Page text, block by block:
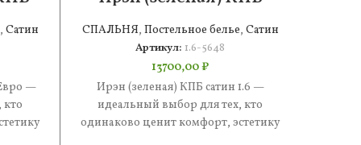
, Сатин
—
сатин 1.6
СПАЛЬНЯ, Постельное белье, Сатин
Артикул: 1.6-5648
13700,00₽
Ирэн (зеленая) КПБ сатин 1.6 —
идеальный выбор для тех, кто
одинаково ценит комфорт, эстетику